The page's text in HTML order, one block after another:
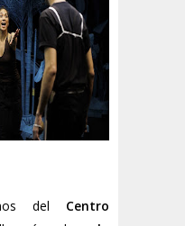
del Centro